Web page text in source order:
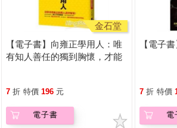
金石堂
【電子書】向雍正學用人：唯
有知人善任的獨到胸懷，才能
7 折 特價 196 元
電子書
【電子
7 折 特價
電